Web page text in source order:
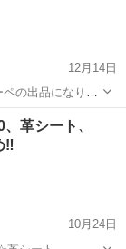
12月14日
の出品になりま
ル車のみです。
革シート、
‼️
10月24日